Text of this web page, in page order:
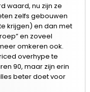
waard, nu zijn ze
zelfs gebouwen
krijgen) en dan met
en zoveel
omkeren ook.
overhype te
90, maar zijn erin
beter doet voor